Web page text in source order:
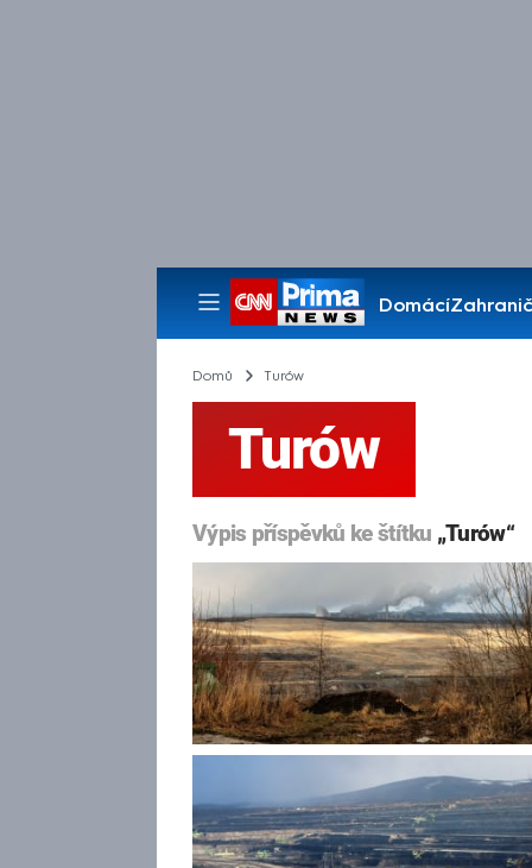
Domácí
Pořady
Domů Turów
Turów
Výpis příspěvků ke štítku „Turów“